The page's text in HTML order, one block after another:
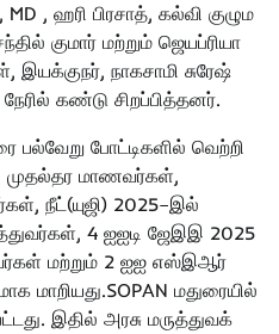
, ஹரி பிரசாத், கல்வி குழும
குமார் மற்றும் ஜெயப்ரியா
இயக்குநர், நாகசாமி சுரேஷ்
கண்டு சிறப்பித்தனர்.
பல்வேறு போட்டிகளில் வெற்றி
முதல்தர மாணவர்கள்,
நீட்(யுஜி) 2025–இல்
4 ஐஐடி ஜேஇஇ 2025
மற்றும் 2 ஐஐ எஸ்இஆர்
மாறியது.SOPAN மதுரையில்
இதில் அரசு மருத்துவக்